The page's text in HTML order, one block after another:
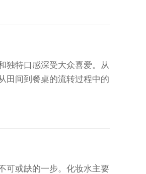
特口感深受大众喜爱。从
田间到餐桌的流转过程中的
或缺的一步。化妆水主要